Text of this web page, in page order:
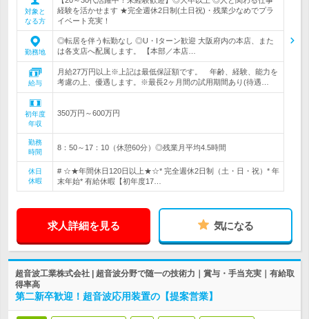
対象と
なる方
経験を活かせます ★完全週休2日制(土日祝)・残業少なめでプラ
イベート充実！
勤務地
◎転居を伴う転勤なし ◎U・Iターン歓迎 大阪府内の本店、また
は各支店へ配属します。 【本部／本店…
給与
月給27万円以上※上記は最低保証額です。 年齢、経験、能力を
考慮の上、優遇します。※最長2ヶ月間の試用期間あり(待遇…
初年度
年収
350万円～600万円
勤務
時間
8：50～17：10（休憩60分）◎残業月平均4.5時間
休日
休暇
# ☆★年間休日120日以上★☆* 完全週休2日制（土・日・祝）* 年
末年始* 有給休暇【初年度17…
求人詳細を見る 気になる
超音波工業株式会社 | 超音波分野で随一の技術力｜賞与・手当充実｜有給取
得率高
第二新卒歓迎！超音波応用装置の【提案営業】